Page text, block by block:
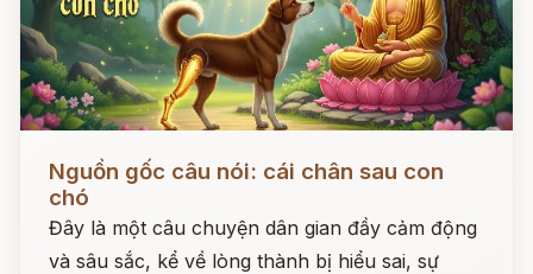
Đọc ngay
Nguồn gốc câu nói: cái chân sau con
chó
Đây là một câu chuyện dân gian đầy cảm động
và sâu sắc, kể về lòng thành bị hiểu sai, sự